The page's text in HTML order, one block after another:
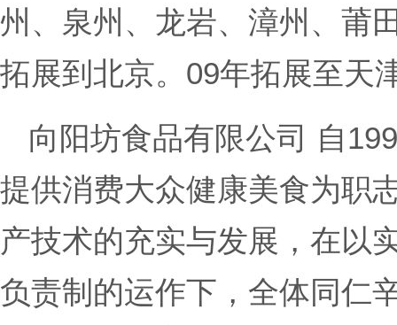
州、泉州、龙岩、漳州、莆
拓展到北京。09年拓展至天
向阳坊食品有限公司 自
提供消费大众健康美食为职
产技术的充实与发展，在以
负责制的运作下，全体同仁